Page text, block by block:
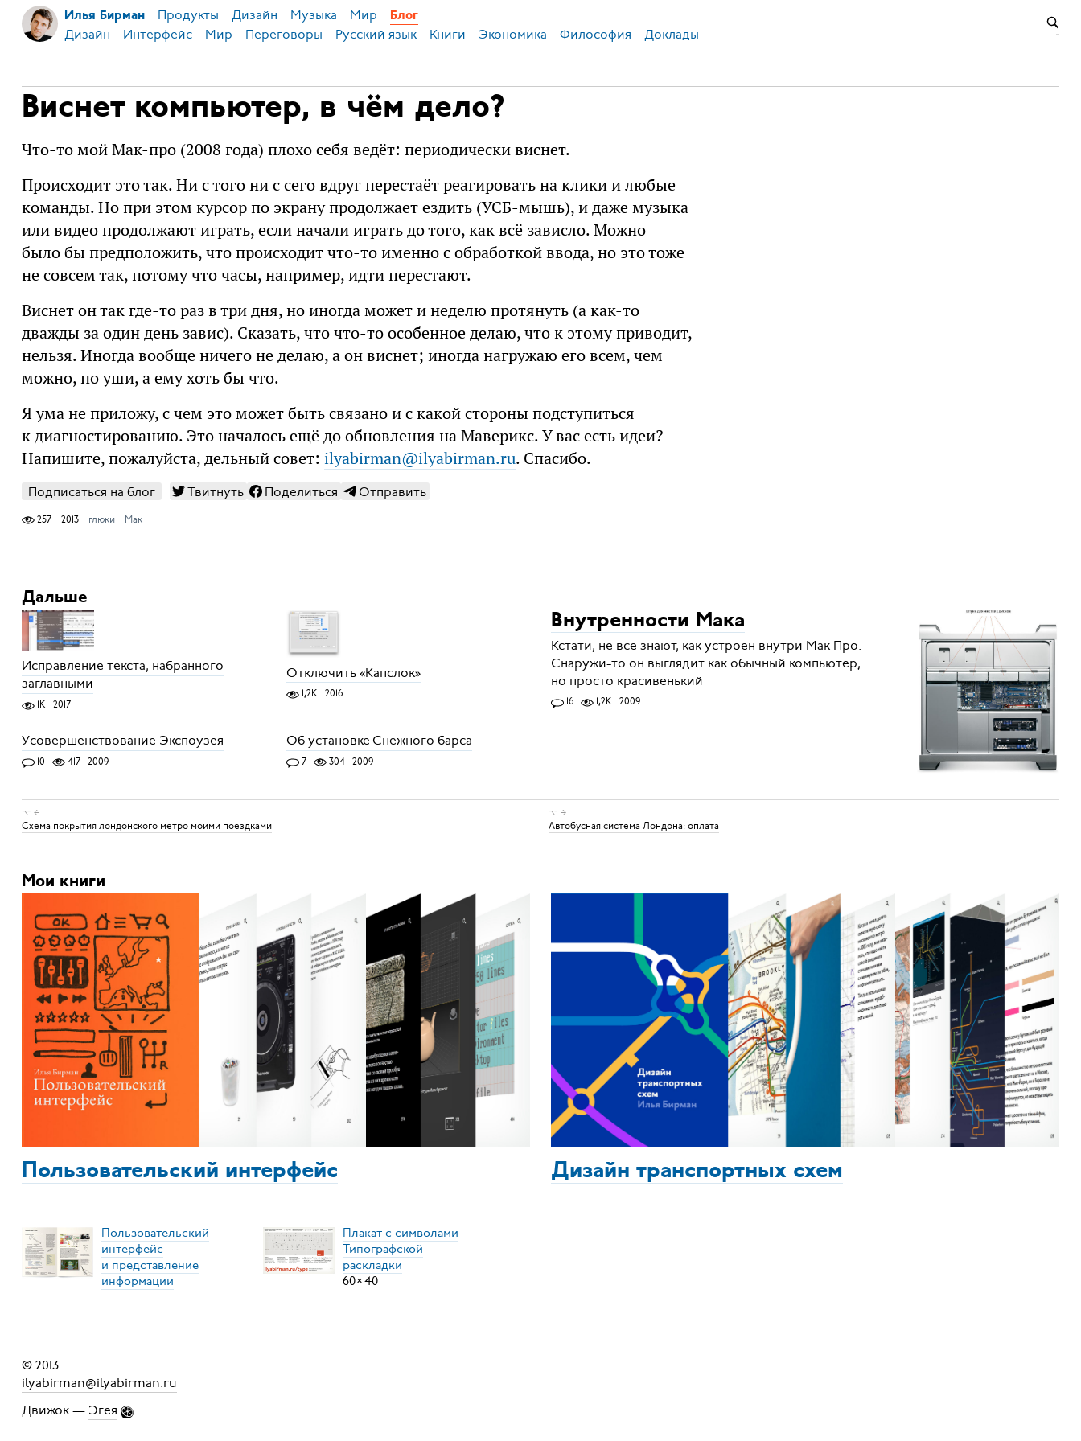
Илья Бирман Продукты Дизайн Музыка Мир Блог
Дизайн Интерфейс Мир Переговоры Русский язык Книги Экономика Философия Доклады
Виснет компьютер, в чём дело?
Что-то мой Мак-про (2008 года) плохо себя ведёт: периодически виснет.
Происходит это так. Ни с того ни с сего вдруг перестаёт реагировать на клики и любые
команды. Но при этом курсор по экрану продолжает ездить (УСБ-мышь), и даже музыка
или видео продолжают играть, если начали играть до того, как всё зависло. Можно
было бы предположить, что происходит что-то именно с обработкой ввода, но это тоже
не совсем так, потому что часы, например, идти перестают.
Виснет он так где-то раз в три дня, но иногда может и неделю протянуть (а как-то
дважды за один день завис). Сказать, что что-то особенное делаю, что к этому приводит,
нельзя. Иногда вообще ничего не делаю, а он виснет; иногда нагружаю его всем, чем
можно, по уши, а ему хоть бы что.
Я ума не приложу, с чем это может быть связано и с какой стороны подступиться
к диагностированию. Это началось ещё до обновления на Маверикс. У вас есть идеи?
Напишите, пожалуйста, дельный совет: ilyabirman@ilyabirman.ru. Спасибо.
Подписаться на блог Твитнуть Поделиться Отправить
257 2013 глюки Мак
Дальше
Внутренности Мака
Кстати, не все знают, как устроен внутри Мак Про.
Снаружи-то он выглядит как обычный компьютер,
но просто красивенький
16 1,2K 2009
Исправление текста, набранного
заглавными
1K 2017
Отключить «Капслок»
1,2K 2016
Усовершенствование Экспоузея
10 417 2009
Об установке Снежного барса
7 304 2009
⌥ ←
Схема покрытия лондонского метро моими поездками
⌥ →
Автобусная система Лондона: оплата
Мои книги
Пользовательский интерфейс Дизайн транспортных схем
Пользовательский
интерфейс
и представление
информации
Плакат с символами
Типографской
раскладки
60×40
© 2013
ilyabirman@ilyabirman.ru
Движок — Эгея